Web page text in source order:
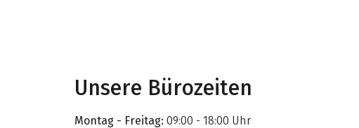
Unsere Bürozeiten
Montag - Freitag: 09:00 - 18:00 Uhr